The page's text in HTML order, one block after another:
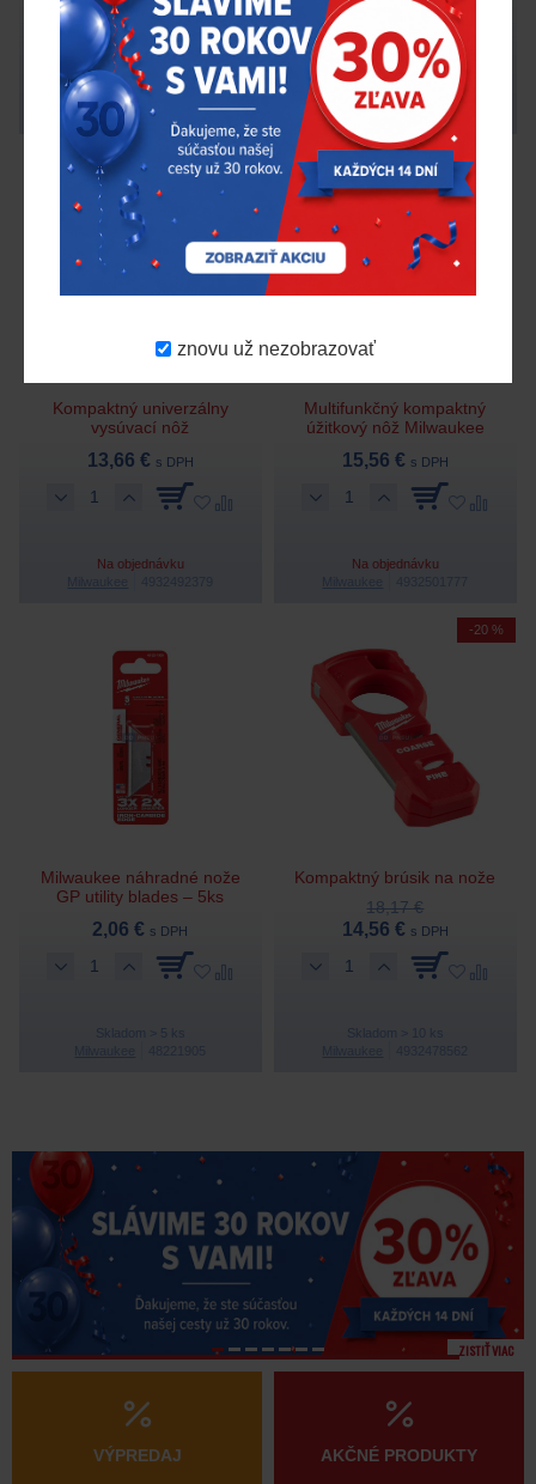
znovu už nezobrazovať
Milwaukee 4932464830
Na objednávku
Milwaukee
4932492378
Na objednávku
Kompaktný univerzálny
vysúvací nôž
13,66 € s DPH
Na objednávku
Multifunkčný kompaktný
úžitkový nôž Milwaukee
15,56 € s DPH
Na objednávku
Milwaukee náhradné nože
GP utility blades – 5ks
2,06 € s DPH
Skladom > 5 ks
-20 %
Kompaktný brúsik na nože
18,17 €
14,56 € s DPH
Skladom > 10 ks
ZISTIŤ VIAC
VÝPREDAJ AKČNÉ PRODUKTY